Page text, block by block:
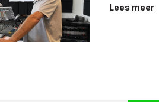
Lees meer